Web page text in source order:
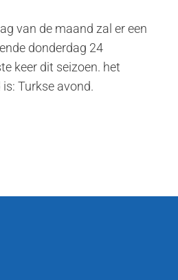
van de maand zal er een
donderdag 24
keer dit seizoen. het
Turkse avond.